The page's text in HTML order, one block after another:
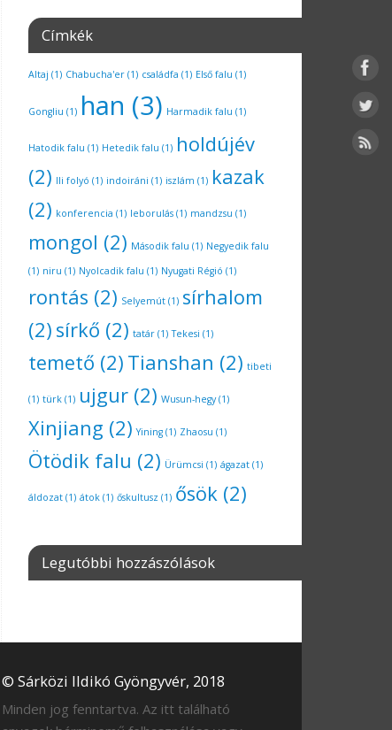
Címkék
Altaj (1) Chabucha'er (1) családfa (1) Első falu (1)
Gongliu (1) han (3) Harmadik falu (1)
Hatodik falu (1) Hetedik falu (1) holdújév
(2) Ili folyó (1) indoiráni (1) iszlám (1) kazak
(2) konferencia (1) leborulás (1) mandzsu (1)
mongol (2) Második falu (1) Negyedik falu
(1) niru (1) Nyolcadik falu (1) Nyugati Régió (1)
rontás (2) Selyemút (1) sírhalom
(2) sírkő (2) tatár (1) Tekesi (1)
temető (2) Tianshan (2) tibeti
(1) türk (1) ujgur (2) Wusun-hegy(1)
Xinjiang (2) Yining (1) Zhaosu (1)
Ötödik falu (2) Ürümcsi (1) ágazat (1)
áldozat (1) átok (1) őskultusz (1) ősök (2)
Legutóbbi hozzászólások
© Sárközi Ildikó Gyöngyvér, 2018
Minden jog fenntartva. Az itt található